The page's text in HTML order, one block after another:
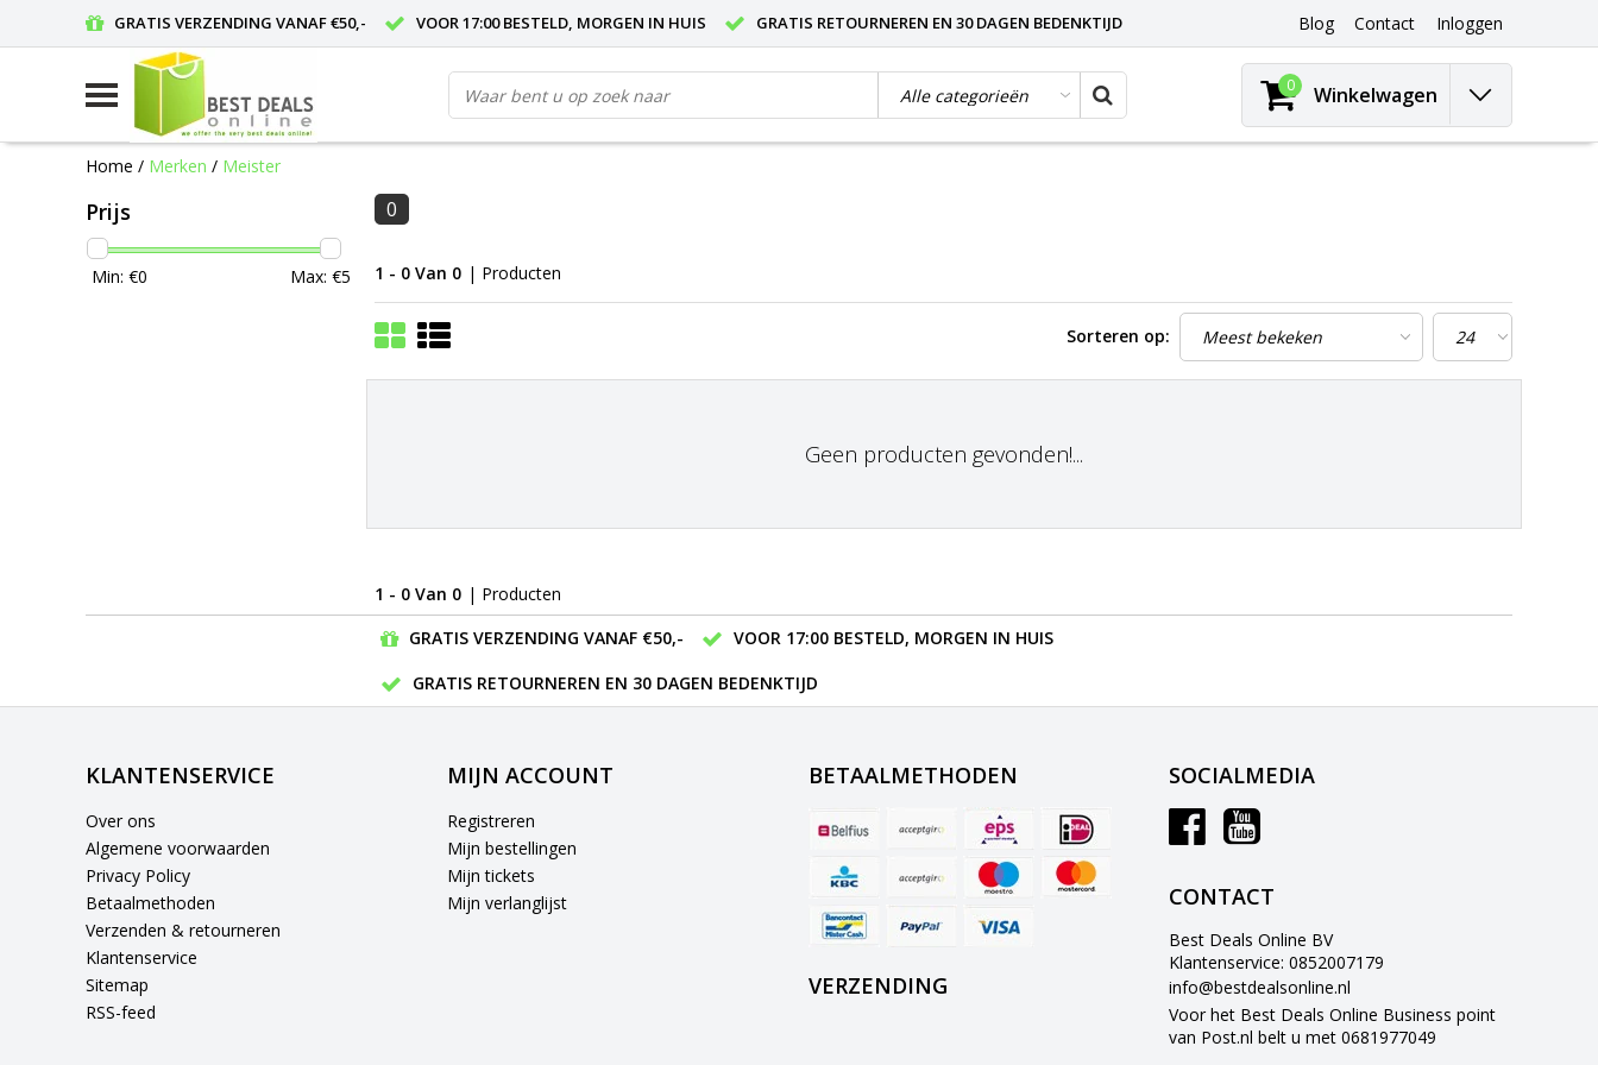
GRATIS VERZENDING VANAF €50,- VOOR 17:00 BESTELD, MORGEN IN HUIS GRATIS RETOURNEREN EN 30 DAGEN BEDENKTIJD Blog Contact Inloggen
0 Winkelwagen
Home / Merken / Meister
Prijs
Min: €0 Max: €5
0
1 - 0 Van 0 | Producten
Sorteren op:
Geen producten gevonden!...
1 - 0 Van 0 | Producten
GRATIS VERZENDING VANAF €50,-
VOOR 17:00 BESTELD, MORGEN IN HUIS
GRATIS RETOURNEREN EN 30 DAGEN BEDENKTIJD
KLANTENSERVICE
Over ons
Algemene voorwaarden
Privacy Policy
Betaalmethoden
Verzenden & retourneren
Klantenservice
Sitemap
RSS-feed
MIJN ACCOUNT
Registreren
Mijn bestellingen
Mijn tickets
Mijn verlanglijst
BETAALMETHODEN
VERZENDING
SOCIALMEDIA
CONTACT
Best Deals Online BV
Klantenservice: 0852007179
info@bestdealsonline.nl
Voor het Best Deals Online Business point
van Post.nl belt u met 0681977049